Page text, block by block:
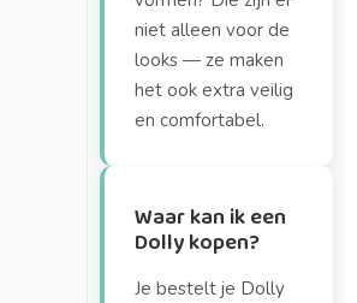
niet alleen voor de
looks — ze maken
het ook extra veilig
en comfortabel.
Waar kan ik een
Dolly kopen?
Je bestelt je Dolly